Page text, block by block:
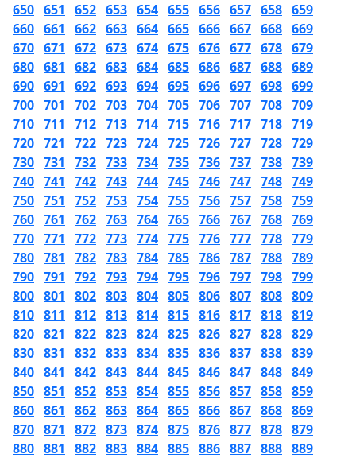
650 651 652 653 654 655 656 657 658 659
660 661 662 663 664 665 666 667 668 669
670 671 672 673 674 675 676 677 678 679
680 681 682 683 684 685 686 687 688 689
690 691 692 693 694 695 696 697 698 699
700 701 702 703 704 705 706 707 708 709
710 711 712 713 714 715 716 717 718 719
720 721 722 723 724 725 726 727 728 729
730 731 732 733 734 735 736 737 738 739
740 741 742 743 744 745 746 747 748 749
750 751 752 753 754 755 756 757 758 759
760 761 762 763 764 765 766 767 768 769
770 771 772 773 774 775 776 777 778 779
780 781 782 783 784 785 786 787 788 789
790 791 792 793 794 795 796 797 798 799
800 801 802 803 804 805 806 807 808 809
810 811 812 813 814 815 816 817 818 819
820 821 822 823 824 825 826 827 828 829
830 831 832 833 834 835 836 837 838 839
840 841 842 843 844 845 846 847 848 849
850 851 852 853 854 855 856 857 858 859
860 861 862 863 864 865 866 867 868 869
870 871 872 873 874 875 876 877 878 879
880 881 882 883 884 885 886 887 888 889